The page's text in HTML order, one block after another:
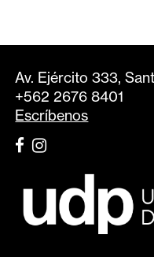
Av. Ejército 333,
+562 2676 8401
Escríbenos